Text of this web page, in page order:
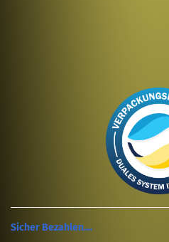
Sicher Bezahlen....